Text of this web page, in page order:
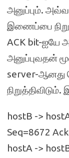
அனுப்பும்.
இணைப்பை
ACK bit-ஐயே
அனுப்புவதன்
server-ஆனது
நிறுத்திவிடும்.
hostB ->
Seq=8672
hostA ->